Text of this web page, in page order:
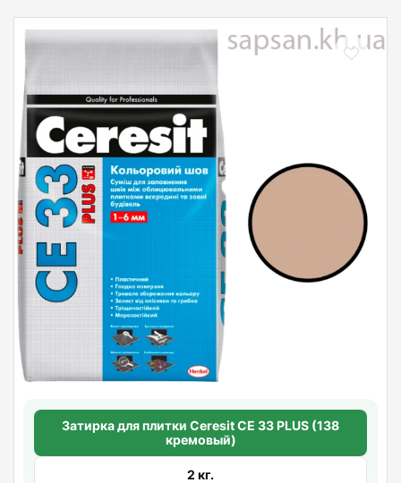
Затирка для плитки Ceresit СЕ 33 PLUS (138
кремовый)
2 кг.